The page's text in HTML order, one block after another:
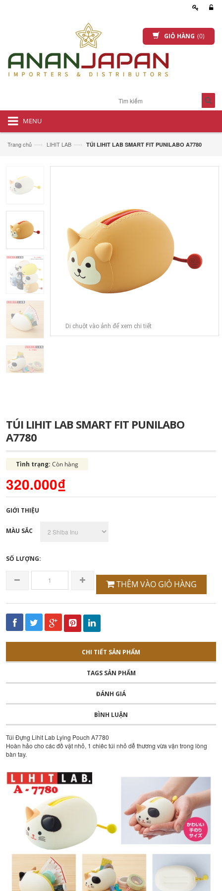
GIỎ HÀNG (0)
MENU
Trang chủ —› LIHIT LAB —› TÚI LIHIT LAB SMART FIT PUNILABO A7780
Di chuột vào ảnh để xem chi tiết
TÚI LIHIT LAB SMART FIT PUNILABO
A7780
Tình trạng: Còn hàng
320.000₫
GIỚI THIỆU
MÀU SẮC
SỐ LƯỢNG:
THÊM VÀO GIỎ HÀNG
CHI TIẾT SẢN PHẨM
TAGS SẢN PHẨM
ĐÁNH GIÁ
BÌNH LUẬN
Túi Đựng Lihit Lab Lying Pouch A7780
Hoàn hảo cho các đồ vật nhỏ, 1 chiêc túi nhỏ dễ thương vừa vặn trong lòng
bàn tay.